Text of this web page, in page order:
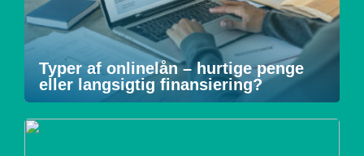
Typer af onlinelån – hurtige penge
eller langsigtig finansiering?